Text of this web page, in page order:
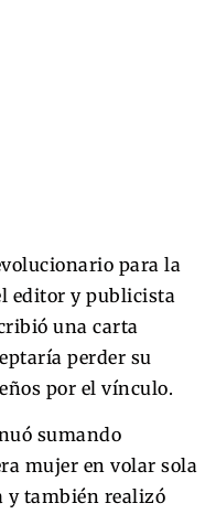
para la
editor y publicista
una carta
perder su
por el vínculo.
sumando
mujer en volar sola
y también realizó